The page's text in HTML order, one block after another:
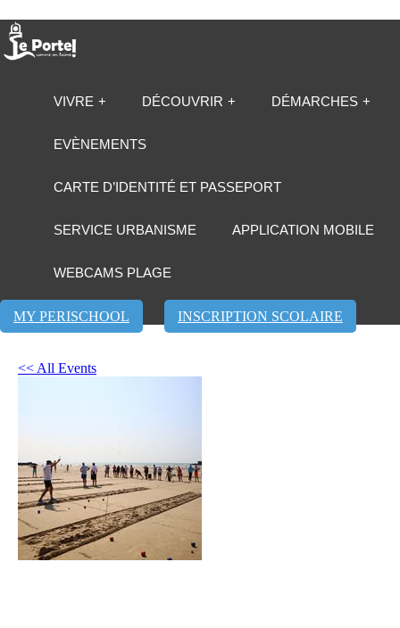
VIVRE DÉCOUVRIR DÉMARCHES
EVÈNEMENTS
CARTE D’IDENTITÉ ET PASSEPORT
SERVICE URBANISME APPLICATION MOBILE
WEBCAMS PLAGE
MY PERISCHOOL INSCRIPTION SCOLAIRE
<< All Events